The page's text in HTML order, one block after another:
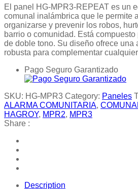
El panel HG-MPR3-REPEAT es un
comunal inalámbrica que le permite
organizarse y prevenir los robos,
barrio o comunidad. Está
de doble tono. Su diseño ofrece una
robusta para complementar
Pago Seguro Garantizado
SKU: HG-MPR3 Category: Paneles
ALARMA COMUNITARIA,
HAGROY, MPR2, MPR3
Share :
Description